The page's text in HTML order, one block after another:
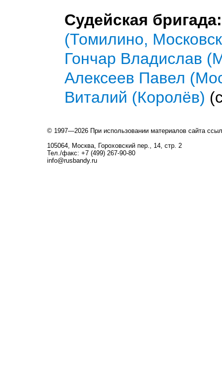
Судейская бригада:
(Томилино,
Гончар Владислав
Алексеев Павел
Виталий (Королёв)
© 1997—2026 При использовании материалов сайта
105064, Москва, Гороховский пер., 14, стр. 2
Тел./факс: +7 (499) 267-90-80
info@rusbandy.ru